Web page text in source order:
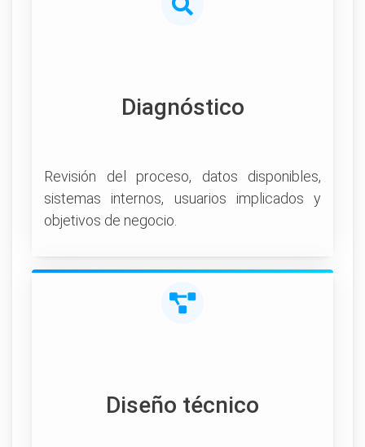
Diagnóstico
Revisión del proceso, datos disponibles,
sistemas internos, usuarios implicados y
objetivos de negocio.
Diseño técnico